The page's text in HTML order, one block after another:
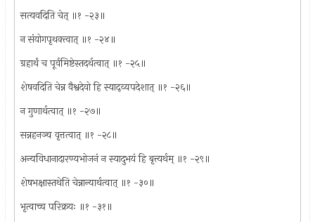
सत्यवदिति चेत् ॥१ -२३॥
न संयोगपृथक्त्वात् ॥१ -२४॥
ग्रहार्थं च पूर्वमिष्टेस्तदर्थत्वात् ॥१ -२५॥
शेषवदिति चेन्न वैश्वदेवो हि स्याद्व्यपदेशात् ॥१ -२६॥
न गुणार्थत्वात् ॥१ -२७॥
सन्नहनञ्च वृत्तत्वात् ॥१ -२८॥
अन्यविधानादारण्यभोजनं न स्यादुभयं हि बृत्त्यर्थम् ॥१ -२९॥
शेषभक्षास्तथेति चेन्नान्यार्थत्वात् ॥१ -३०॥
भृत्वाच्च परिक्रयः ॥१ -३१॥